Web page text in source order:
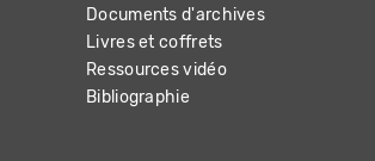
Documents d'archives
Livres et coffrets
Ressources vidéo
Bibliographie